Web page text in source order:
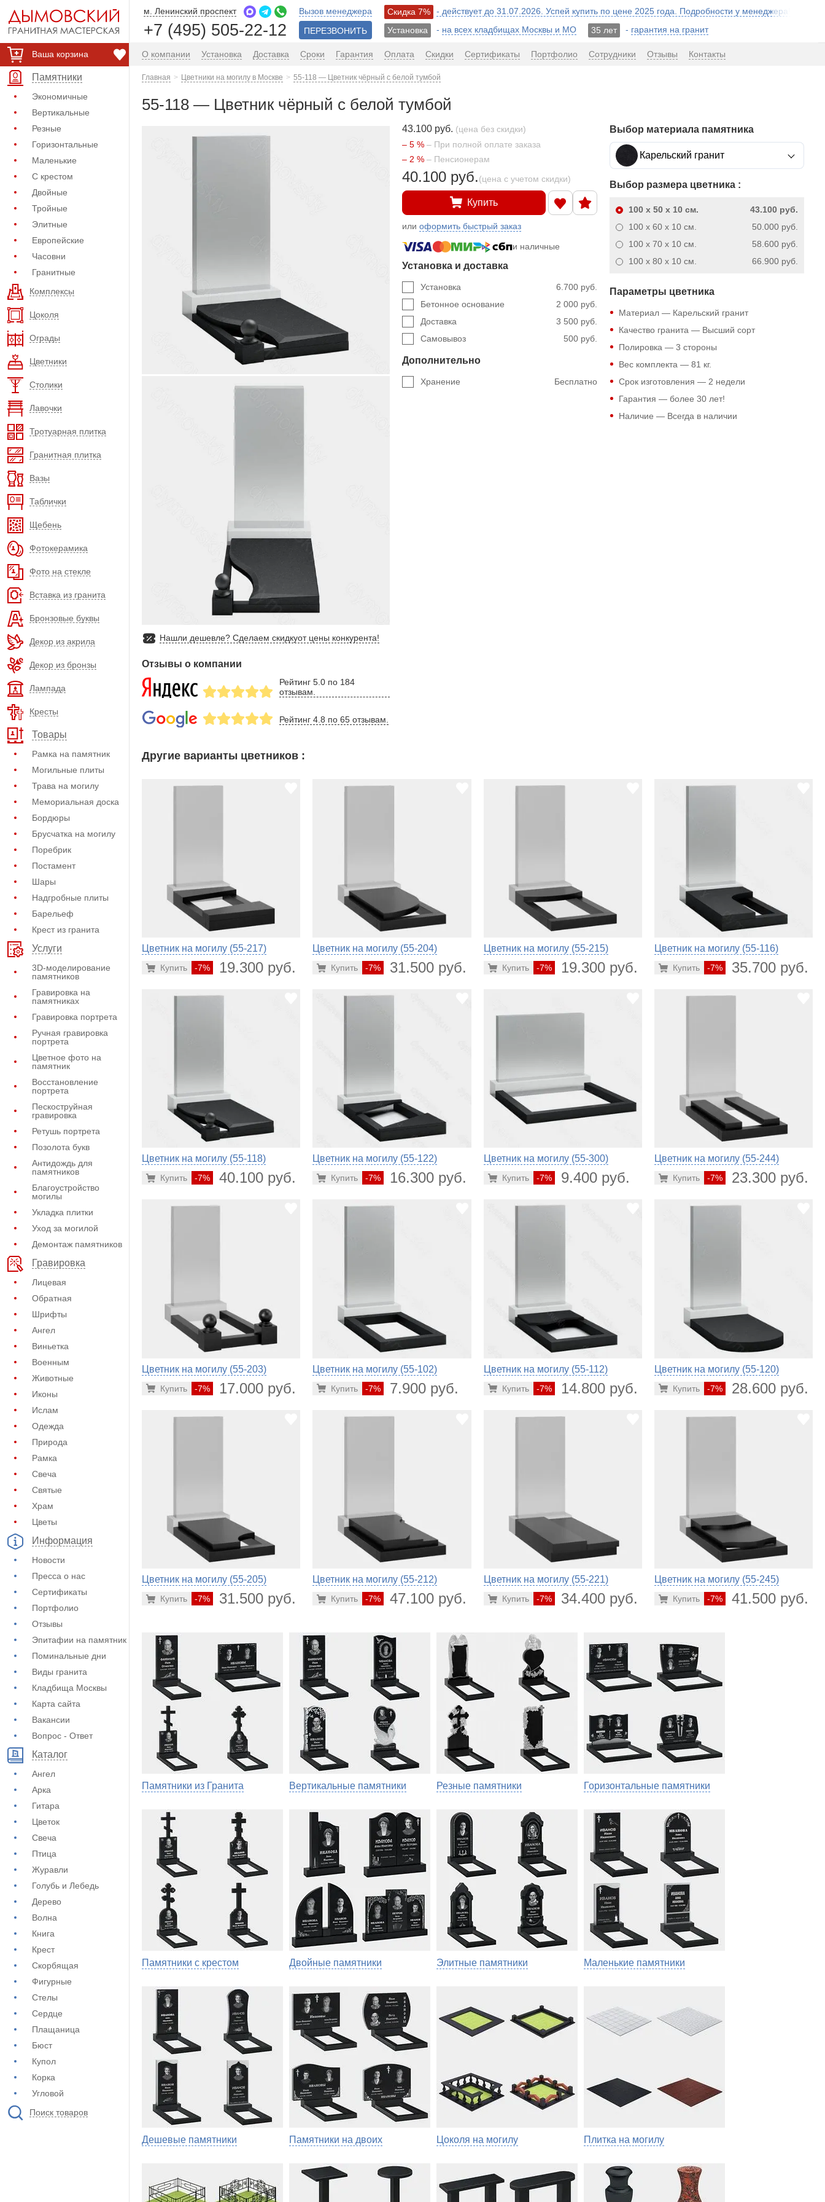
Ваша корзина
Памятники
Экономичные
Вертикальные
Резные
Горизонтальные
Маленькие
С крестом
Двойные
Тройные
Элитные
Европейские
Часовни
Гранитные
Комплексы
Цоколя
Ограды
Цветники
Столики
Лавочки
Тротуарная плитка
Гранитная плитка
Вазы
Таблички
Щебень
Фотокерамика
Фото на стекле
Вставка из гранита
Бронзовые буквы
Декор из акрила
Декор из бронзы
Лампада
Кресты
Товары
Рамка на памятник
Могильные плиты
Трава на могилу
Мемориальная доска
Бордюры
Брусчатка на могилу
Поребрик
Постамент
Шары
Надгробные плиты
Барельеф
Крест из гранита
Услуги
3D-моделирование
памятников
Гравировка на
памятниках
Гравировка портрета
Ручная гравировка
портрета
Цветное фото на
памятник
Восстановление
портрета
Пескоструйная
гравировка
Ретушь портрета
Позолота букв
Антидождь для
памятников
Благоустройство
могилы
Укладка плитки
Уход за могилой
Демонтаж памятников
Гравировка
Лицевая
Обратная
Шрифты
Ангел
Виньетка
Военным
Животные
Иконы
Ислам
Одежда
Природа
Рамка
Свеча
Святые
Храм
Цветы
Информация
Новости
Пресса о нас
Сертификаты
Портфолио
Отзывы
Эпитафии на памятник
Поминальные дни
Виды гранита
Кладбища Москвы
Карта сайта
Вакансии
Вопрос - Ответ
Каталог
Ангел
Арка
Гитара
Цветок
Свеча
Птица
Журавли
Голубь и Лебедь
Дерево
Волна
Книга
Крест
Скорбящая
Фигурные
Стелы
Сердце
Плащаница
Бюст
Купол
Корка
Угловой
Поиск товаров
м. Ленинский проспект
+7 (495) 505-22-12
Вызов менеджера
ПЕРЕЗВОНИТЬ
Скидка 7%
- действует до 31.07.2026. Успей купить по цене 2025 года. Подробности у менеджера!
Установка
- на всех кладбищах Москвы и МО 35 лет - гарантия на гранит
О компании Установка Доставка Сроки Гарантия Оплата Скидки Сертификаты Портфолио Сотрудники Отзывы Контакты
Главная Цветники на могилу в Москве 55-118 — Цветник чёрный с белой тумбой
55-118 — Цветник чёрный с белой тумбой
Нашли дешевле? Сделаем скидкуот цены конкурента!
Отзывы о компании
Рейтинг 5.0 по 184
отзывам.
Рейтинг 4.8 по 65 отзывам.
43.100 руб. (цена без скидки)
– 5 % – При полной оплате заказа
– 2 % – Пенсионерам
40.100 руб.(цена с учетом скидки)
Купить
илиоформить быстрый заказ
и наличные
Установка и доставка
6.700 руб.
Установка
2 000 руб.
Бетонное основание
3 500 руб.
Доставка
500 руб.
Самовывоз
Дополнительно
Бесплатно
Хранение
Выбор материала памятника
Карельский гранит
Выбор размера цветника :
43.100 руб.
100 x 50 x 10см.
50.000 руб.
100 x 60 x 10см.
58.600 руб.
100 x 70 x 10см.
66.900 руб.
100 x 80 x 10см.
Параметры цветника
Материал — Карельский гранит
Качество гранита — Высший сорт
Полировка — 3 стороны
Вес комплекта — 81 кг.
Срок изготовления — 2 недели
Гарантия — более 30 лет!
Наличие — Всегда в наличии
Другие варианты цветников :
Цветник на могилу (55-217)
-7% 19.300 руб.
Купить
Цветник на могилу (55-204)
-7% 31.500 руб.
Купить
Цветник на могилу (55-215)
-7% 19.300 руб.
Купить
Цветник на могилу (55-116)
-7% 35.700 руб.
Купить
Цветник на могилу (55-118)
-7% 40.100 руб.
Купить
Цветник на могилу (55-122)
-7% 16.300 руб.
Купить
Цветник на могилу (55-300)
-7% 9.400 руб.
Купить
Цветник на могилу (55-244)
-7% 23.300 руб.
Купить
Цветник на могилу (55-203)
-7% 17.000 руб.
Купить
Цветник на могилу (55-102)
-7% 7.900 руб.
Купить
Цветник на могилу (55-112)
-7% 14.800 руб.
Купить
Цветник на могилу (55-120)
-7% 28.600 руб.
Купить
Цветник на могилу (55-205)
-7% 31.500 руб.
Купить
Цветник на могилу (55-212)
-7% 47.100 руб.
Купить
Цветник на могилу (55-221)
-7% 34.400 руб.
Купить
Цветник на могилу (55-245)
-7% 41.500 руб.
Купить
Памятники из Гранита Вертикальные памятники Резные памятники Горизонтальные памятники
Памятники с крестом Двойные памятники Элитные памятники Маленькие памятники
Дешевые памятники Памятники на двоих Цоколя на могилу Плитка на могилу